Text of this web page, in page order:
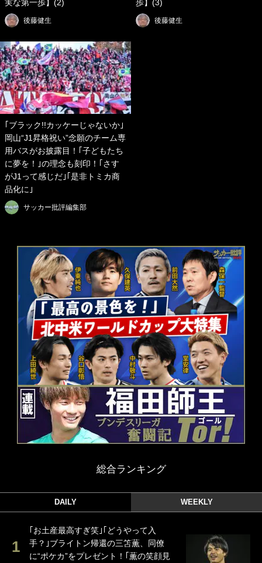
実な第一歩】(2)
後藤健生
歩】(3)
後藤健生
｢ブラック!!カッケーじゃないか｣
岡山“J1昇格祝い”念願のチーム専
用バスがお披露目！｢子どもたち
に夢を！｣の理念も刻印！｢さす
がJ1って感じだ｣｢是非トミカ商
品化に｣
サッカー批評編集部
総合ランキング
DAILY WEEKLY
｢お土産最高すぎ笑｣｢どうやって入
手？｣ブライトン帰還の三笘薫、同僚
に“ポケカ”をプレゼント！｢薫の笑顔見